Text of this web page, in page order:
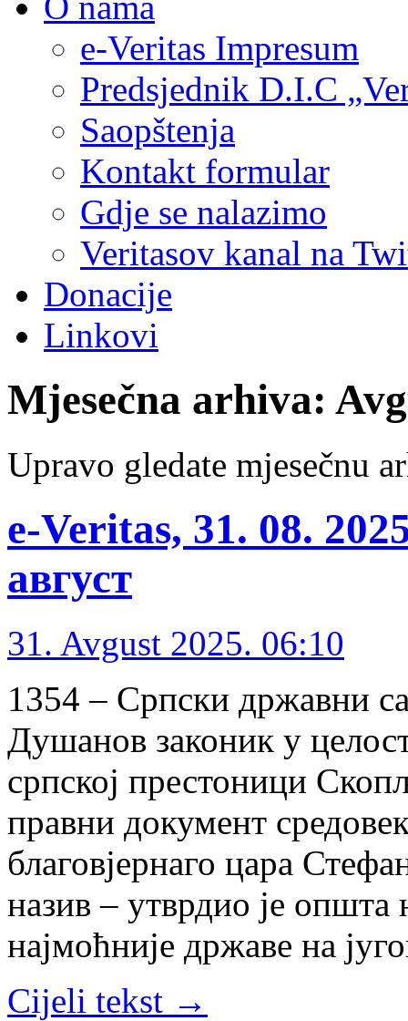
e-Veritas Impresum
Predsjednik D.I.C
Saopštenja
Kontakt formular
Gdje se nalazimo
Veritasov kanal na
Donacije
Linkovi
Mjesečna arhiva:
Upravo gledate mjesečnu
e-Veritas, 31. 08.
август
31. Avgust 2025. 06:10
1354 – Српски државни
Душанов законик у
српској престоници
правни документ
благовјернаго цара
назив – утврдио је
најмоћније државе на
Cijeli tekst →